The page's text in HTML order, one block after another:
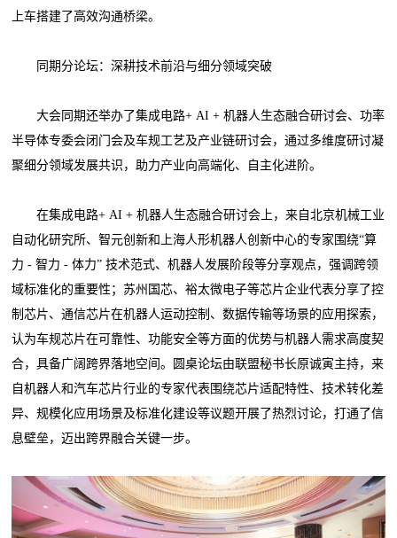
上车搭建了高效沟通桥梁。
同期分论坛：深耕技术前沿与细分领域突破
大会同期还举办了集成电路+ AI + 机器人生态融合研讨会、功率
半导体专委会闭门会及车规工艺及产业链研讨会，通过多维度研讨凝
聚细分领域发展共识，助力产业向高端化、自主化进阶。
在集成电路+ AI + 机器人生态融合研讨会上，来自北京机械工业
自动化研究所、智元创新和上海人形机器人创新中心的专家围绕“算
力 - 智力 - 体力” 技术范式、机器人发展阶段等分享观点，强调跨领
域标准化的重要性；苏州国芯、裕太微电子等芯片企业代表分享了控
制芯片、通信芯片在机器人运动控制、数据传输等场景的应用探索，
认为车规芯片在可靠性、功能安全等方面的优势与机器人需求高度契
合，具备广阔跨界落地空间。圆桌论坛由联盟秘书长原诚寅主持，来
自机器人和汽车芯片行业的专家代表围绕芯片适配特性、技术转化差
异、规模化应用场景及标准化建设等议题开展了热烈讨论，打通了信
息壁垒，迈出跨界融合关键一步。